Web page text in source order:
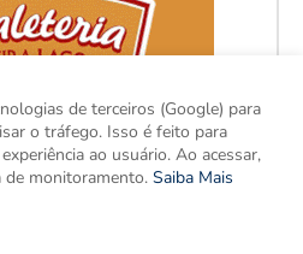
de terceiros (Google) para
o tráfego. Isso é feito para
ao usuário. Ao acessar,
de monitoramento. Saiba Mais